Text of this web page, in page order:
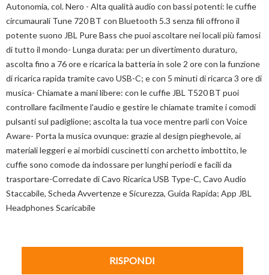
Autonomia, col. Nero - Alta qualità audio con bassi potenti: le cuffie
circumaurali Tune 720 BT con Bluetooth 5.3 senza fili offrono il
potente suono JBL Pure Bass che puoi ascoltare nei locali più famosi
di tutto il mondo- Lunga durata: per un divertimento duraturo,
ascolta fino a 76 ore e ricarica la batteria in sole 2 ore con la funzione
di ricarica rapida tramite cavo USB-C; e con 5 minuti di ricarca 3 ore di
musica- Chiamate a mani libere: con le cuffie JBL T520 BT puoi
controllare facilmente l'audio e gestire le chiamate tramite i comodi
pulsanti sul padiglione; ascolta la tua voce mentre parli con Voice
Aware- Porta la musica ovunque: grazie al design pieghevole, ai
materiali leggeri e ai morbidi cuscinetti con archetto imbottito, le
cuffie sono comode da indossare per lunghi periodi e facili da
trasportare-Corredate di Cavo Ricarica USB Type-C, Cavo Audio
Staccabile, Scheda Avvertenze e Sicurezza, Guida Rapida; App JBL
Headphones Scaricabile
RISPONDI